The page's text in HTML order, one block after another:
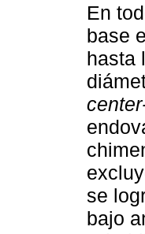
En
base
hasta
se
bajo